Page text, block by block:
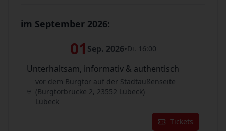
im September 2026:
01 Sep. 2026•Di. 16:00
Unterhaltsam, informativ & authentisch
vor dem Burgtor auf der Stadtaußenseite
(Burgtorbrücke 2, 23552 Lübeck)
Lübeck
Tickets